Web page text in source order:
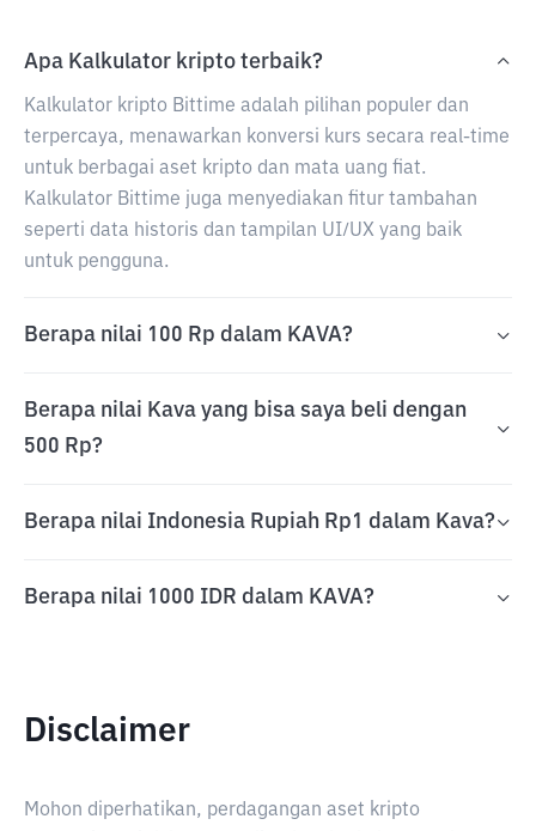
Apa Kalkulator kripto terbaik?
Kalkulator kripto Bittime adalah pilihan populer dan
terpercaya, menawarkan konversi kurs secara real-time
untuk berbagai aset kripto dan mata uang fiat.
Kalkulator Bittime juga menyediakan fitur tambahan
seperti data historis dan tampilan UI/UX yang baik
untuk pengguna.
Berapa nilai 100 Rp dalam KAVA?
Berapa nilai Kava yang bisa saya beli dengan
500 Rp?
Berapa nilai Indonesia Rupiah Rp1 dalam Kava?
Berapa nilai 1000 IDR dalam KAVA?
Disclaimer
Mohon diperhatikan, perdagangan aset kripto